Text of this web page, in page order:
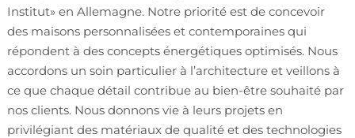
Institut» en Allemagne. Notre priorité est de concevoir
des maisons personnalisées et contemporaines qui
répondent à des concepts énergétiques optimisés. Nous
accordons un soin particulier à l’architecture et veillons à
ce que chaque détail contribue au bien-être souhaité par
nos clients. Nous donnons vie à leurs projets en
privilégiant des matériaux de qualité et des technologies